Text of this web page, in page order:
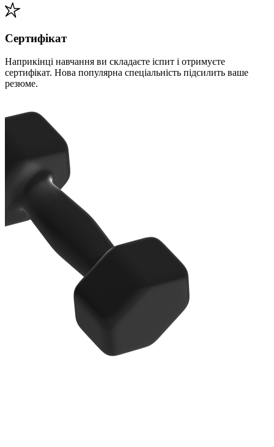
Сертифікат
Наприкінці навчання ви складаєте іспит і отримуєте
сертифікат. Нова популярна спеціальність підсилить ваше
резюме.